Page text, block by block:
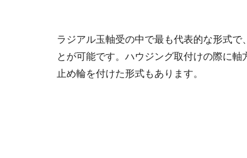
ラジアル玉軸受の中で最も代表的な形式
とが可能です。ハウジング取付けの際に
止め輪を付けた形式もあります。